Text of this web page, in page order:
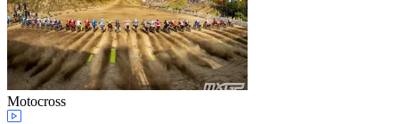
Motocross